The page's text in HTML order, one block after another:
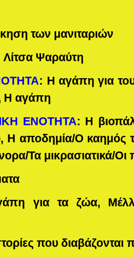
των μανιταριών
Λίτσα Ψαραύτη
: Η αγάπη για
Η αγάπη
ΕΝΟΤΗΤΑ: Η
Η αποδημία/Ο καημός
Τα μικρασιατικά/Οι
για τα ζώα,
που διαβάζονται